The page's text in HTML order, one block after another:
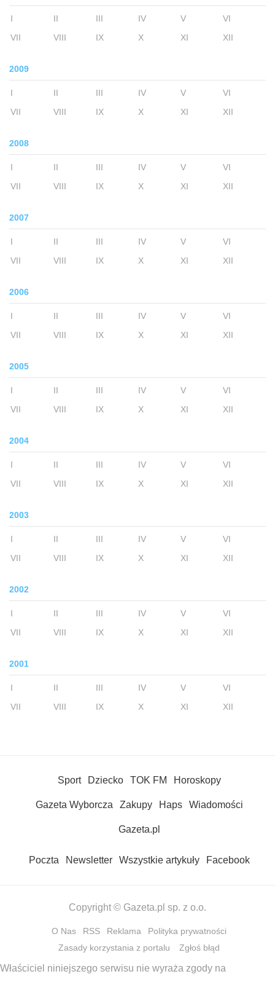
I II III IV V
VI
VII
VIII IX X XI XII
2009
I II III IV V
VI
VII
VIII IX X XI XII
2008
I II III IV V
VI
VII
VIII IX X XI XII
2007
I II III IV V
VI
VII
VIII IX X XI XII
2006
I II III IV V
VI
VII
VIII IX X XI XII
2005
I II III IV V
VI
VII
VIII IX X XI XII
2004
I II III IV V
VI
VII
VIII IX X XI XII
2003
I II III IV V
VI
VII
VIII IX X XI XII
2002
I II III IV V
VI
VII
VIII IX X XI XII
2001
I II III IV V
VI
VII
VIII IX X XI XII
Sport Dziecko TOK FM Horoskopy
Gazeta Wyborcza Zakupy Haps Wiadomości
Gazeta.pl
Poczta Newsletter Wszystkie artykuły Facebook
Copyright © Gazeta.pl sp. z o.o.
O Nas RSS Reklama
Polityka prywatności
Zasady korzystania z portalu
Zgłoś błąd
Właściciel niniejszego serwisu nie wyraża zgody na